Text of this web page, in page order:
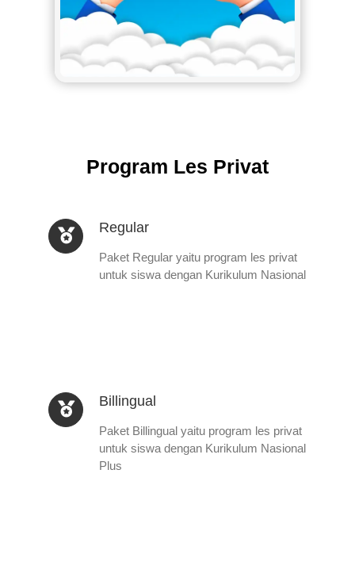
Program Les Privat
Regular
Paket Regular yaitu program les privat
untuk siswa dengan Kurikulum Nasional
Billingual
Paket Billingual yaitu program les privat
untuk siswa dengan Kurikulum Nasional
Plus